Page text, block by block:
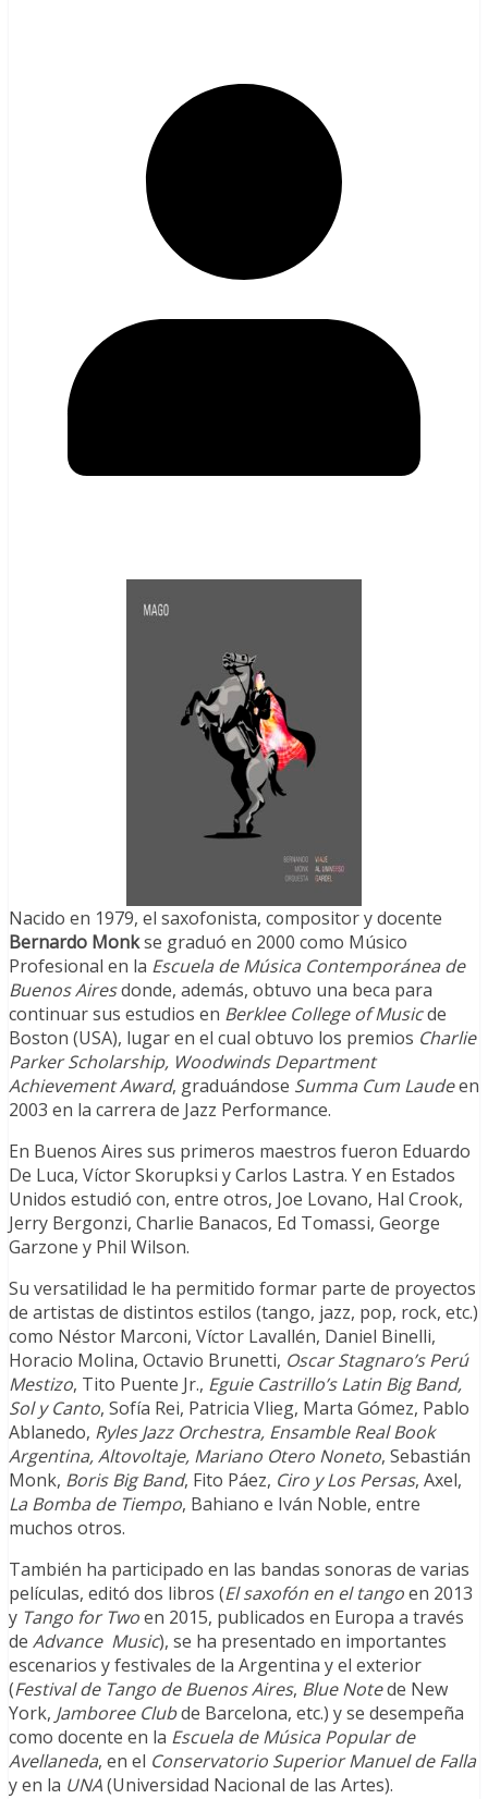
Nacido en 1979, el saxofonista, compositor y docente
Bernardo Monkse graduó en 2000 como Músico
Profesional en la Escuela de Música Contemporánea de
Buenos Airesdonde, además, obtuvo una beca para
continuar sus estudios en Berklee College of Musicde
Boston (USA), lugar en el cual obtuvo los premios Charlie
Parker Scholarship, Woodwinds Department
Achievement Award, graduándose Summa Cum Laudeen
2003 en la carrera de Jazz Performance.
En Buenos Aires sus primeros maestros fueron Eduardo
De Luca, Víctor Skorupksi y Carlos Lastra. Y en Estados
Unidos estudió con, entre otros, Joe Lovano, Hal Crook,
Jerry Bergonzi, Charlie Banacos, Ed Tomassi, George
Garzone y Phil Wilson.
Su versatilidad le ha permitido formar parte de proyectos
de artistas de distintos estilos (tango, jazz, pop, rock, etc.)
como Néstor Marconi, Víctor Lavallén, Daniel Binelli,
Horacio Molina, Octavio Brunetti, Oscar Stagnaro’s Perú
Mestizo, Tito Puente Jr., Eguie Castrillo’s Latin Big Band,
Sol y Canto, Sofía Rei, Patricia Vlieg, Marta Gómez, Pablo
Ablanedo, Ryles Jazz Orchestra, Ensamble Real Book
Argentina, Altovoltaje, Mariano Otero Noneto, Sebastián
Monk, Boris Big Band, Fito Páez, Ciro y Los Persas, Axel,
La Bomba de Tiempo, Bahiano e Iván Noble, entre
muchos otros.
También ha participado en las bandas sonoras de varias
películas, editó dos libros (El saxofón en el tangoen 2013
y Tango for Twoen 2015, publicados en Europa a través
de Advance Music), se ha presentado en importantes
escenarios y festivales de la Argentina y el exterior
(Festival de Tango de Buenos Aires, Blue Notede New
York, Jamboree Clubde Barcelona, etc.) y se desempeña
como docente en la Escuela de Música Popular de
Avellaneda, en el Conservatorio Superior Manuel de Falla
y en la UNA(Universidad Nacional de las Artes).